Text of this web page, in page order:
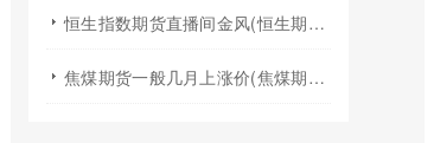
恒生指数期货直播间金风(恒生期货夜盘行情)
焦煤期货一般几月上涨价(焦煤期货夏天涨价吗)